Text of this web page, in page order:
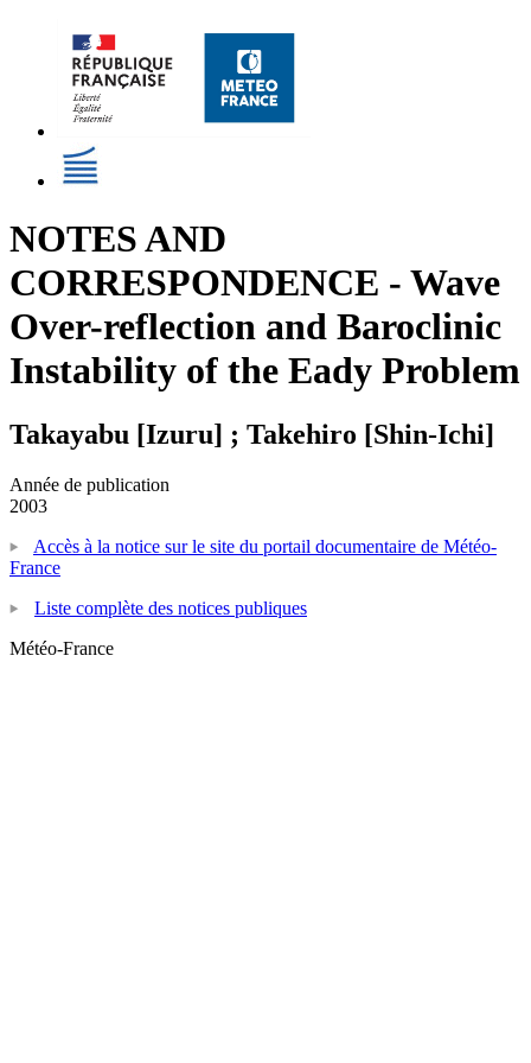
NOTES AND
CORRESPONDENCE - Wave
Over-reflection and Baroclinic
Instability of the Eady Problem
Takayabu [Izuru] ; Takehiro [Shin-Ichi]
Année de publication
2003
Accès à la notice sur le site du portail documentaire de Météo-
France
Liste complète des notices publiques
Météo-France